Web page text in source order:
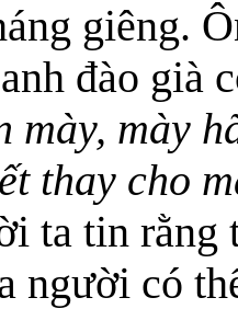
giêng.
đào già
mày, mày
thay cho
ta tin rằng
người có